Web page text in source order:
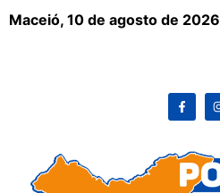
Maceió, 10 de agosto de 2026